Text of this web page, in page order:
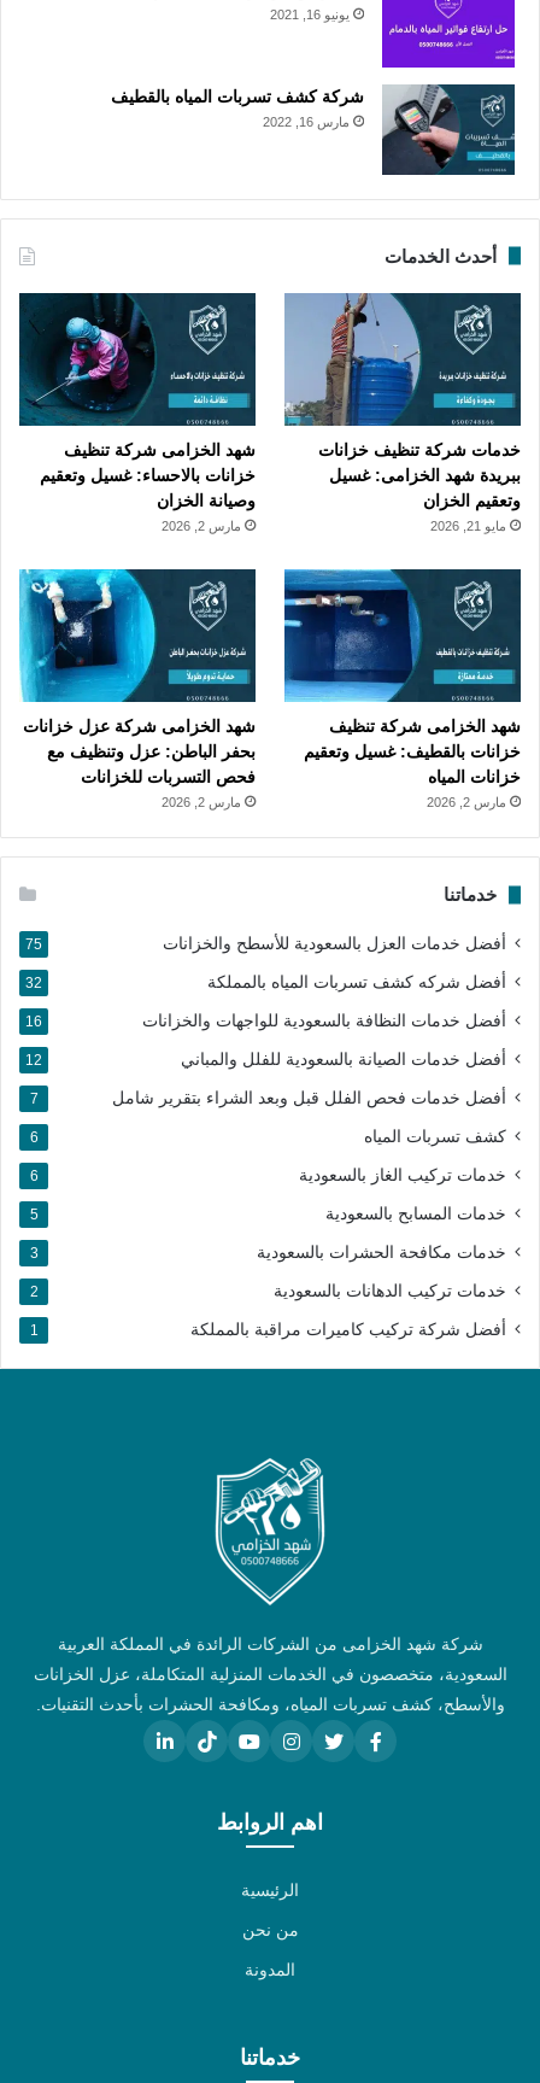
يونيو 16, 2021
شركة كشف تسربات المياه بالقطيف
مارس 16, 2022
أحدث الخدمات
خدمات شركة تنظيف خزانات
ببريدة شهد الخزامى: غسيل
وتعقيم الخزان
مايو 21, 2026
شهد الخزامى شركة تنظيف
خزانات بالاحساء: غسيل وتعقيم
وصيانة الخزان
مارس 2, 2026
شهد الخزامى شركة تنظيف
خزانات بالقطيف: غسيل وتعقيم
خزانات المياه
مارس 2, 2026
شهد الخزامى شركة عزل خزانات
بحفر الباطن: عزل وتنظيف مع
فحص التسربات للخزانات
مارس 2, 2026
خدماتنا
أفضل خدمات العزل بالسعودية للأسطح والخزانات 75
أفضل شركه كشف تسربات المياه بالمملكة 32
أفضل خدمات النظافة بالسعودية للواجهات والخزانات 16
أفضل خدمات الصيانة بالسعودية للفلل والمباني 12
أفضل خدمات فحص الفلل قبل وبعد الشراء بتقرير شامل 7
كشف تسربات المياه 6
خدمات تركيب الغاز بالسعودية 6
خدمات المسابح بالسعودية 5
خدمات مكافحة الحشرات بالسعودية 3
خدمات تركيب الدهانات بالسعودية 2
أفضل شركة تركيب كاميرات مراقبة بالمملكة​ 1
شركة شهد الخزامى من الشركات الرائدة في المملكة العربية
السعودية، متخصصون في الخدمات المنزلية المتكاملة، عزل الخزانات
والأسطح، كشف تسربات المياه، ومكافحة الحشرات بأحدث التقنيات.
اهم الروابط
الرئيسية
من نحن
المدونة
خدماتنا